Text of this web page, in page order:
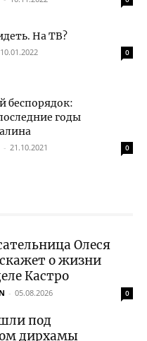
На ТВ?
10.01.2022 0
беспорядок:
годы
- 21.10.2021 0
Олеся
о жизни
Кастро
- 05.08.2026 0
под
дирхамы